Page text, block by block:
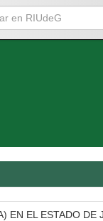
EN EL ESTADO DE